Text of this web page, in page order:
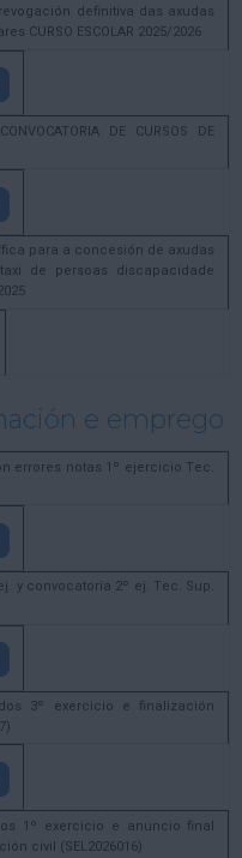
definitiva das axudas
CURSO ESCOLAR 2025/2026
DE CURSOS DE
para a concesión de axudas
de persoas discapacidade
e emprego
errores notas 1º ejercicio Tec.
y convocatoria 2º ej. Tec. Sup.
3º exercicio e finalización
1º exercicio e anuncio final
civil (SEL2026016)